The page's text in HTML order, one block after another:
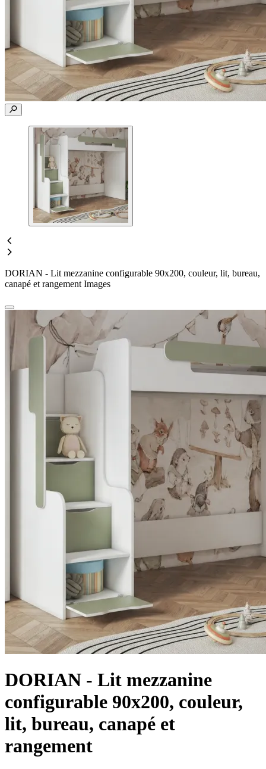
DORIAN - Lit mezzanine configurable 90x200, couleur, lit, bureau,
canapé et rangement Images
DORIAN - Lit mezzanine
configurable 90x200, couleur,
lit, bureau, canapé et
rangement